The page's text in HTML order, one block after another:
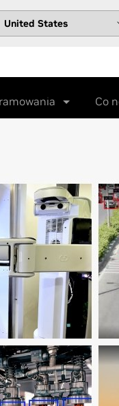
Wsparcie Co